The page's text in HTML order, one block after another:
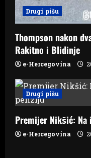
Drugi pišu
Thompson nakon
Rakitno i Blidinje
e-Hercegovina
Drugi pišu
Premijer Nikšić: Na
e-Hercegovina